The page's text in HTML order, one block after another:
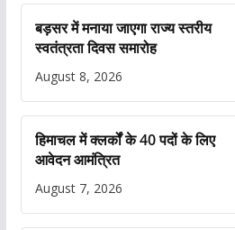
बड़सर में मनाया जाएगा राज्य स्तरीय
स्वतंत्रता दिवस समारोह
August 8, 2026
हिमाचल में क्लर्कों के 40 पदों के लिए
आवेदन आमंत्रित
August 7, 2026